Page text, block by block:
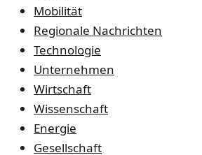
Mobilität
Regionale Nachrichten
Technologie
Unternehmen
Wirtschaft
Wissenschaft
Energie
Gesellschaft